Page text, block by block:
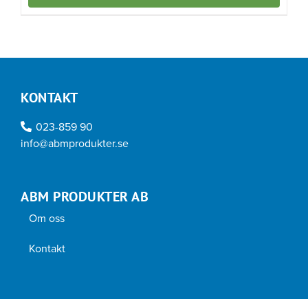
varianter.
olika
alternativen
på
produktsidan
KONTAKT
023-859 90
info@abmprodukter.se
ABM PRODUKTER AB
Om oss
Kontakt